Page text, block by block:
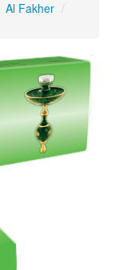
Al Fakher /